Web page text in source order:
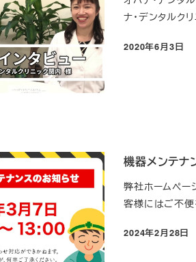
ナ・デンタルク
投稿日
2020年6月3日
機器メンテナ
弊社ホームペー
客様にはご不
投稿日
2024年2月28日